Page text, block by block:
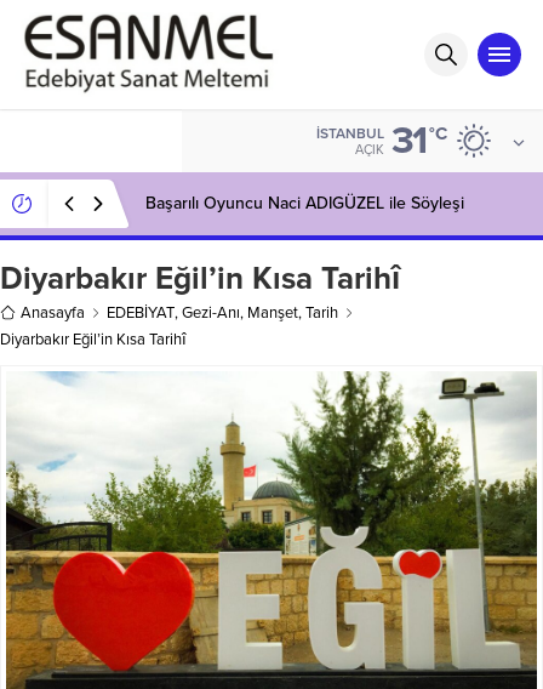
İSTANBUL
AÇIK 31°C
Başarılı Oyuncu Naci ADIGÜZEL ile Söyleşi
Diyarbakır Eğil’in Kısa Tarihî
Anasayfa EDEBİYAT,Gezi-Anı, Manşet,Tarih
Diyarbakır Eğil’in Kısa Tarihî